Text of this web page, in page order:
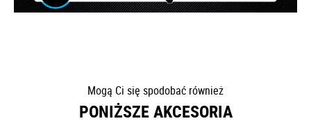
Mogą Ci się spodobać również
PONIŻSZE AKCESORIA